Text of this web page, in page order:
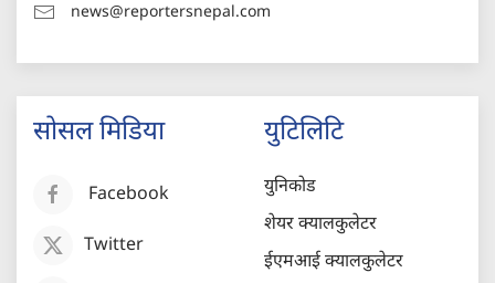
news@reportersnepal.com
सोसल मिडिया
Facebook
Twitter
युटिलिटि
युनिकोड
शेयर क्यालकुलेटर
ईएमआई क्यालकुलेटर